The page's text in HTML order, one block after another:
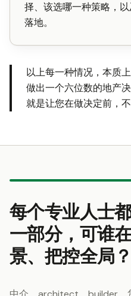
择、该选哪一种策略，
落地。
以上每一种情况，本质
做出一个六位数的地产
就是让您在做决定前，不
每个专业人士
一部分，可谁
景、把控全局？